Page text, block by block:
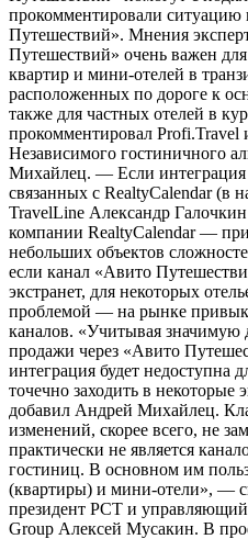
прокомментировали ситуацию
Путешествий». Мнения
Путешествий» очень важен
квартир и мини-отелей в
расположенных по дороге к
также для частных отелей в
прокомментировал Profi.Travel
Независимого гостиничного
Михайлец. — Если интеграция
связанных с RealtyCalendar (в
TravelLine Александр
компании RealtyCalendar —
небольших объектов
если канал «Авито
экстранет, для некоторых
проблемой — на рынке
каналов. «Учитывая
продажи через «Авито
интеграция будет недоступна
точечно заходить в
добавил Андрей Михайлец.
изменений, скорее всего, не
практически не является
гостиниц. В основном им
(квартиры) и мини-отели», —
президент РСТ и
Group Алексей Мусакин. В